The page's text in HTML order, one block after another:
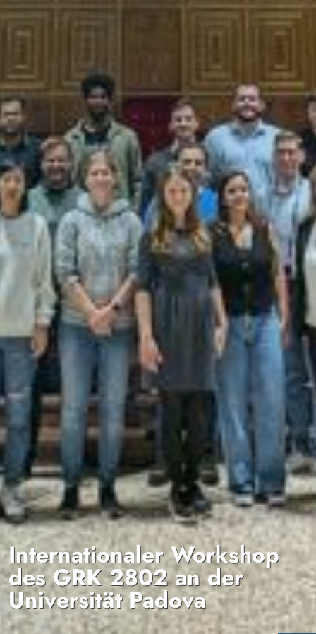
Internationaler Workshop
des GRK 2802 an der
Universität Padova